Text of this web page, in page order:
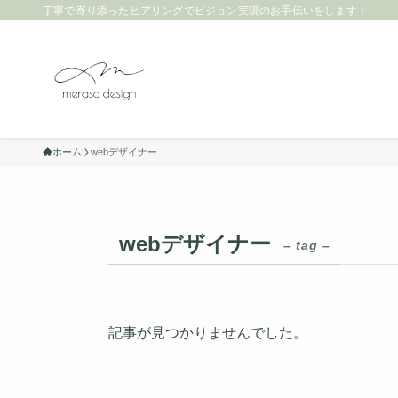
丁寧で寄り添ったヒアリングでビジョン実現のお手伝いをします！
ホーム webデザイナー
webデザイナー – tag –
記事が見つかりませんでした。